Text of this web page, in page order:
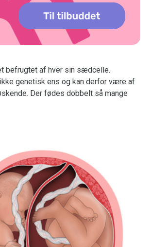
befrugtet af hver sin sædcelle.
genetisk ens og kan derfor være af
Der fødes dobbelt så mange